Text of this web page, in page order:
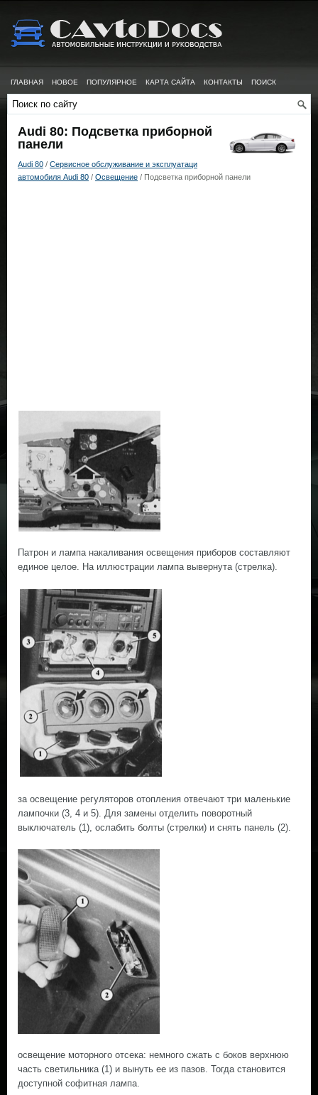
ГЛАВНАЯ НОВОЕ ПОПУЛЯРНОЕ КАРТА САЙТА КОНТАКТЫ ПОИСК
Audi 80: Подсветка приборной
панели
Audi 80 / Сервисное обслуживание и эксплуатаци
автомобиля Audi 80 / Освещение / Подсветка приборной панели
Патрон и лампа накаливания освещения приборов составляют
единое целое. На иллюстрации лампа вывернута (стрелка).
за освещение регуляторов отопления отвечают три маленькие
лампочки (3, 4 и 5). Для замены отделить поворотный
выключатель (1), ослабить болты (стрелки) и снять панель (2).
освещение моторного отсека: немного сжать с боков верхнюю
часть светильника (1) и вынуть ее из пазов. Тогда становится
доступной софитная лампа.